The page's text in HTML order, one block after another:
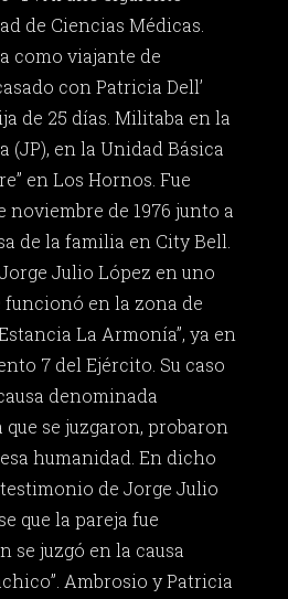
de Ciencias Médicas.
como viajante de
con Patricia Dell’
de 25 días. Militaba en la
(JP), en la Unidad Básica
en Los Hornos. Fue
noviembre de 1976 junto a
de la familia en City Bell.
Julio López en uno
funcionó en la zona de
La Armonía”, ya en
7 del Ejército. Su caso
denominada
que se juzgaron, probaron
humanidad. En dicho
de Jorge Julio
que la pareja fue
se juzgó en la causa
Ambrosio y Patricia